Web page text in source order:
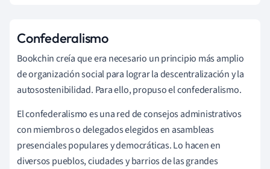
Confederalismo
Bookchin creía que era necesario un principio más amplio
de organización social para lograr la descentralización y la
autosostenibilidad. Para ello, propuso el confederalismo.
El confederalismo es una red de consejos administrativos
con miembros o delegados elegidos en asambleas
presenciales populares y democráticas. Lo hacen en
diversos pueblos, ciudades y barrios de las grandes